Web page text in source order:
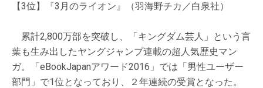
【3位】『3月のライオン』（羽海野チカ／白泉社）
累計2,800万部を突破し、「キングダム芸人」という言
葉も生み出したヤングジャンプ連載の超人気歴史マン
ガ。「eBookJapanアワード2016」では「男性ユーザー
部門」で1位となっており、２年連続の受賞となった。